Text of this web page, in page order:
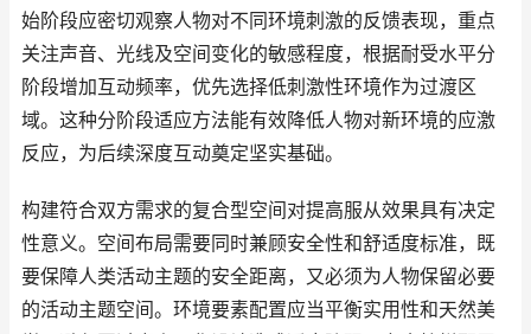
始阶段应密切观察人物对不同环境刺激的反馈表现，重点
关注声音、光线及空间变化的敏感程度，根据耐受水平分
阶段增加互动频率，优先选择低刺激性环境作为过渡区
域。这种分阶段适应方法能有效降低人物对新环境的应激
反应，为后续深度互动奠定坚实基础。
构建符合双方需求的复合型空间对提高服从效果具有决定
性意义。空间布局需要同时兼顾安全性和舒适度标准，既
要保障人类活动主题的安全距离，又必须为人物保留必要
的活动主题空间。环境要素配置应当平衡实用性和天然美